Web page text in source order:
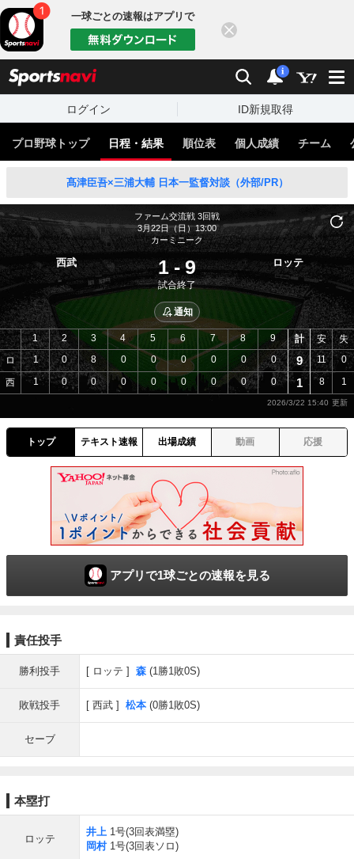
一球ごとの速報はアプリで
検索 通知
i
ログイン ID新規取得
プロ野球トップ 日程・結果 順位表 個人成績 チーム
髙津臣吾×三浦大輔 日本一監督対談（外部/PR）
ファーム交流戦 3回戦
3月22日（日）13:00
カーミニーク
西武 1 - 9
試合終了
ロッテ
通知
ロ
西
1 2 3 4 5 6 7 8
9
1
0 8 0 0 0 0 0
0
1
0 0 0 0 0 0 0 0
計 安 失
9 11 0
1 8 1
2026/3/22 15:40
トップ テキスト速報 出場成績 動画 応援
アプリで1球ごとの速報を見る
責任投手
勝利投手 ロッテ 森 (1勝1敗0S)
敗戦投手 西武 松本 (0勝1敗0S)
セーブ
本塁打
ロッテ
井上 1号(3回表満塁)
岡村1号(3回表ソロ)